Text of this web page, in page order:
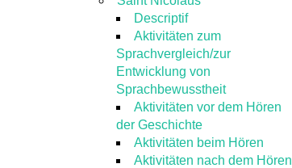
Descriptif
Aktivitäten zum
Sprachvergleich/zur
Entwicklung von
Sprachbewusstheit
Aktivitäten vor dem Hören
der Geschichte
Aktivitäten beim Hören
Aktivitäten nach dem Hören